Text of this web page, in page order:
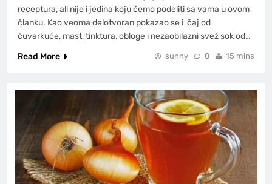
receptura, ali nije i jedina koju ćemo podeliti sa vama u ovom
članku. Kao veoma delotvoran pokazao se i čaj od
čuvarkuće, mast, tinktura, obloge i nezaobilazni svež sok od…
Read More
sunny 0 15 mins